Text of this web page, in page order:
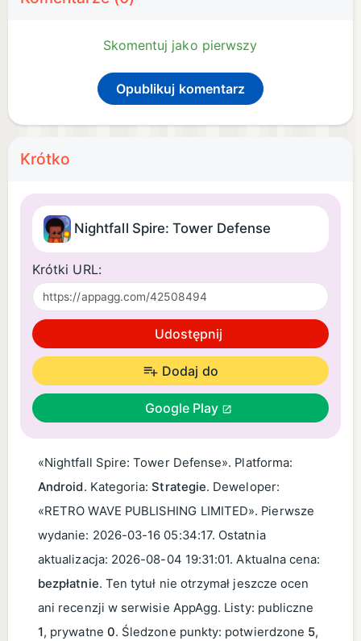
Skomentuj jako pierwszy
Opublikuj komentarz
Krótko
Nightfall Spire: Tower Defense
Krótki URL:
Udostępnij
Dodaj do
Google Play
«Nightfall Spire: Tower Defense». Platforma:
Android. Kategoria:Strategie. Deweloper:
«RETRO WAVE PUBLISHING LIMITED». Pierwsze
wydanie: 2026-03-16 05:34:17. Ostatnia
aktualizacja: 2026-08-04 19:31:01. Aktualna cena:
bezpłatnie. Ten tytuł nie otrzymał jeszcze ocen
ani recenzji w serwisie AppAgg. Listy: publiczne
1, prywatne 0. Śledzone punkty: potwierdzone 5,